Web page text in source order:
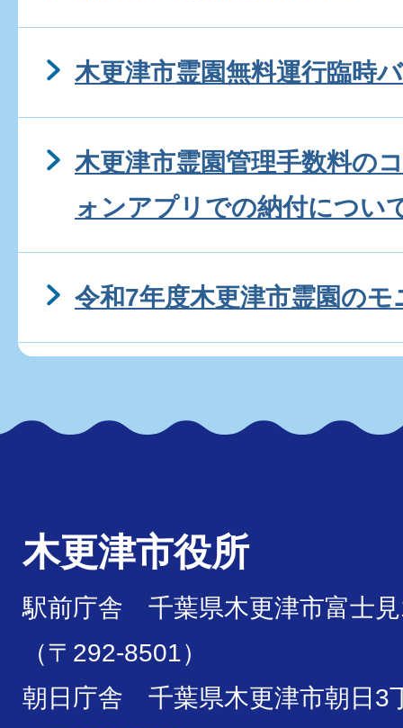
木更津市霊園無料運行臨時
木更津市霊園管理手数料の
ォンアプリでの納付につい
令和7年度木更津市霊園の
木更津市役所
駅前庁舎 千葉県木更津市富士
（〒292-8501）
朝日庁舎 千葉県木更津市朝日3